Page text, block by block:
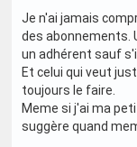
Je n'ai jamais
des abonnements.
un adhérent sauf
Et celui qui veut
toujours le faire.
Meme si j'ai ma
suggère quand